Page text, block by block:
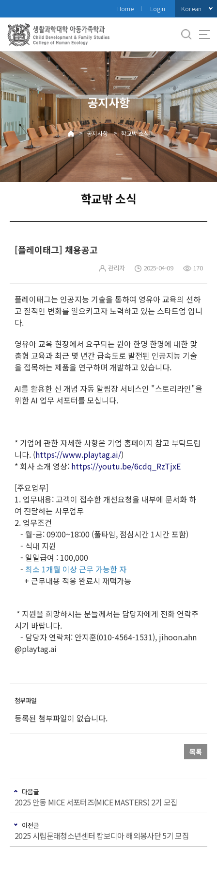
로
메
뉴
Home Login Korean
공지사항
> 공지사항 > 학교밖 소식
학교밖 소식
[플레이태그] 채용공고
관리자 2025-04-09 170
플레이태그는 인공지능 기술을 통하여 영유아 교육의 선하
고 질적인 변화를 일으키고자 노력하고 있는 스타트업 입니
다.
영유아 교육 현장에서 요구되는 원아 한명 한명에 대한 맞
춤형 교육과 최근 몇 년간 급속도로 발전된 인공지능 기술
을 접목하는 제품을 연구하며 개발하고 있습니다.
AI를 활용한 신 개념 자동 알림장 서비스인 "스토리라인"을
위한 AI 업무 서포터를 모십니다.
* 기업에 관한 자세한 사항은 기업 홈페이지 참고 부탁드립
니다. (https://www.playtag.ai/)
* 회사 소개 영상: https://youtu.be/6cdq_RzTjxE
[주요업무]
1. 업무내용: 고객이 접수한 개선요청을 내부에 문서화 하
여 전달하는 사무업무
2. 업무조건
- 월-금: 09:00~18:00 (풀타임, 점심시간 1시간 포함)
- 식대 지원
- 일일급여 : 100,000
- 최소 1개월 이상 근무 가능한 자
+ 근무내용 적응 완료시 재택가능
* 지원을 희망하시는 분들께서는 담당자에게 전화 연락주
시기 바랍니다.
- 담당자 연락처: 안지훈(010-4564-1531), jihoon.ahn
@playtag.ai
등록된 첨부파일이 없습니다.
목록
다음글
2025 안동 MICE 서포터즈(MICE MASTERS) 2기 모집
이전글
2025 시립문래청소년센터 캄보디아 해외봉사단 5기 모집